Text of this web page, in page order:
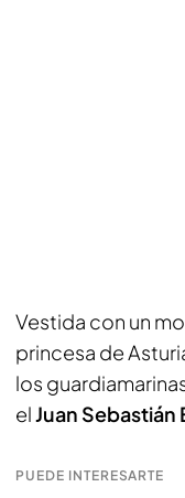
Vestida con un
princesa de
los
elJuan Sebastián
PUEDE INTERESARTE